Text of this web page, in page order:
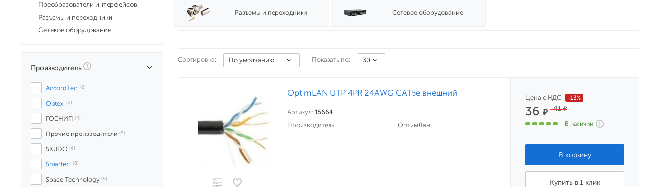
Преобразователи интерфейсов
Разъемы и переходники
Сетевое оборудование
Производитель
AccordTec (2)
Optex (2)
ГОСНИП (4)
Прочие производители (5)
SKUDO (6)
Smartec (8)
Space Technology (9)
Разъемы и переходники Сетевое оборудование
Сортировка: По умолчанию Показать по: 30
OptimLAN UTP 4PR 24AWG CAT5e внешний
Артикул: 15664
Производитель
ОптимЛан
Цена с НДС: -13%
36₽ 41₽
В наличии
Купить в 1 клик